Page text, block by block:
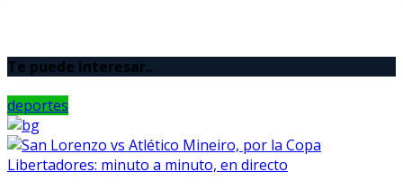
Te puede interesar..
deportes